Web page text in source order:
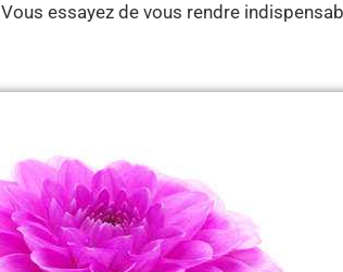
Vous essayez de vous rendre